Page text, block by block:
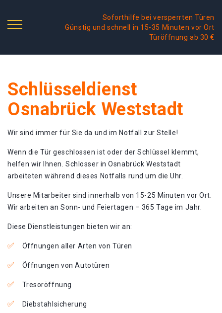
Soforthilfe bei versperrten Türen
Günstig und schnell in 15-35 Minuten vor Ort
Türöffnung ab 30 €
Schlüsseldienst
Osnabrück Weststadt
Wir sind immer für Sie da und im Notfall zur Stelle!
Wenn die Tür geschlossen ist oder der Schlüssel klemmt,
helfen wir Ihnen. Schlosser in Osnabrück Weststadt
arbeiteten während dieses Notfalls rund um die Uhr.
Unsere Mitarbeiter sind innerhalb von 15-25 Minuten vor Ort.
Wir arbeiten an Sonn- und Feiertagen – 365 Tage im Jahr.
Diese Dienstleistungen bieten wir an:
Öffnungen aller Arten von Türen
Öffnungen von Autotüren
Tresoröffnung
Diebstahlsicherung